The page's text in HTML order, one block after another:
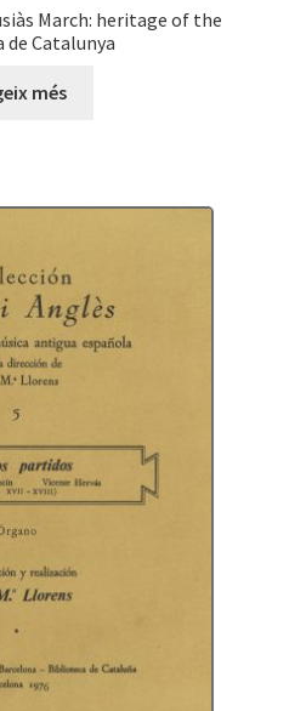
March: heritage of the
Catalunya
més